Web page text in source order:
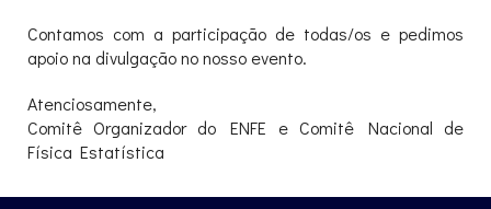
Contamos com a participação de todas/os e pedimos
apoio na divulgação no nosso evento.
Atenciosamente,
Comitê Organizador do ENFE e Comitê Nacional de
Física Estatística